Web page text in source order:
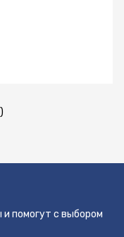
бассейны; •
и спортивные
Строительство
собственным
сайта
помогут с выбором